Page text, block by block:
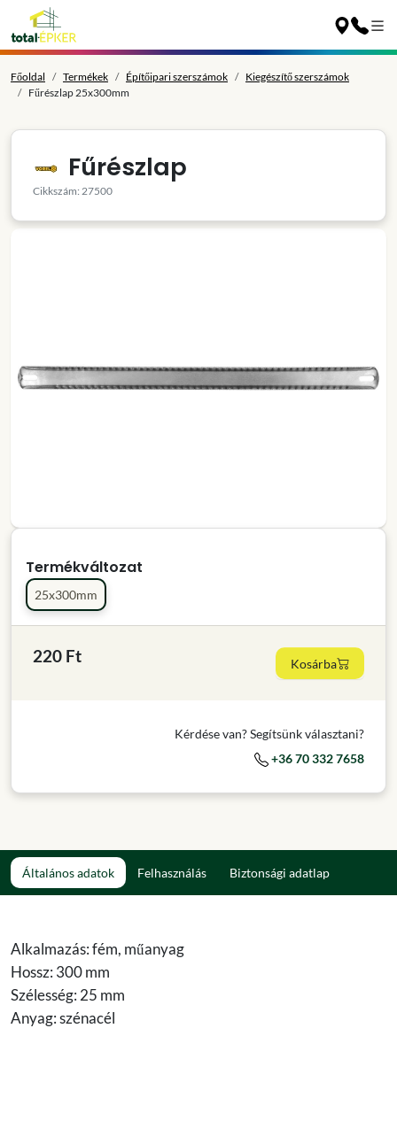
Főoldal Termékek Építőipari szerszámok
Kiegészítő szerszámok
Fűrészlap 25x300mm
Fűrészlap
Cikkszám: 27500
Termékváltozat
25x300mm
220 Ft Kosárba
Kérdése van? Segítsünk választani?
+36 70 332 7658
Általános adatok Felhasználás Biztonsági adatlap
Alkalmazás: fém, műanyag
Hossz: 300 mm
Szélesség: 25 mm
Anyag: szénacél